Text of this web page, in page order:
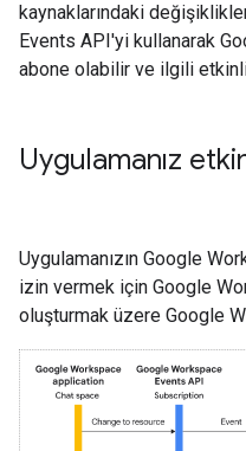
kaynaklarındaki
Events API'yi kullanarak
abone olabilir ve ilgili
Uygulamanız
Uygulamanızın Google
izin vermek için Google
oluşturmak üzere Google